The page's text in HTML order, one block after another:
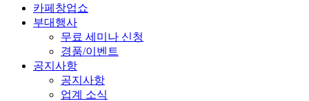
카페창업쇼
부대행사
무료 세미나 신청
경품/이벤트
공지사항
공지사항
업계 소식